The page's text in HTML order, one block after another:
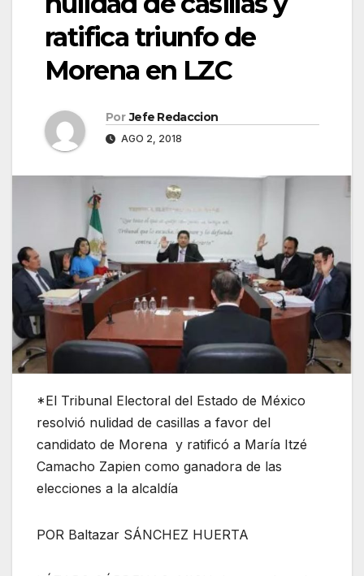
ratifica triunfo de
Morena en LZC
Por Jefe Redaccion
AGO 2, 2018
*El Tribunal Electoral del Estado de México
resolvió nulidad de casillas a favor del
candidato de Morena y ratificó a María Itzé
Camacho Zapien como ganadora de las
elecciones a la alcaldía
POR Baltazar SÁNCHEZ HUERTA